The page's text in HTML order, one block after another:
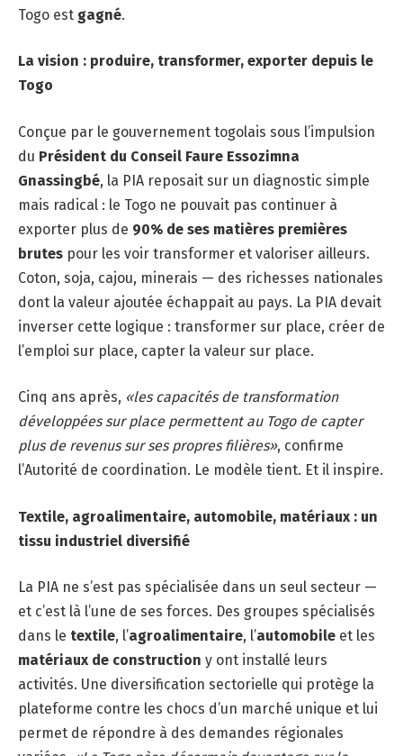
Togo est gagné.
La vision : produire, transformer, exporter depuis le
Togo
Conçue par le gouvernement togolais sous l’impulsion
du Président du Conseil Faure Essozimna
Gnassingbé, la PIA reposait sur un diagnostic simple
mais radical : le Togo ne pouvait pas continuer à
exporter plus de 90% de ses matières premières
brutes pour les voir transformer et valoriser ailleurs.
Coton, soja, cajou, minerais — des richesses nationales
dont la valeur ajoutée échappait au pays. La PIA devait
inverser cette logique : transformer sur place, créer de
l’emploi sur place, capter la valeur sur place.
Cinq ans après, «les capacités de transformation
développées sur place permettent au Togo de capter
plus de revenus sur ses propres filières», confirme
l’Autorité de coordination. Le modèle tient. Et il inspire.
Textile, agroalimentaire, automobile, matériaux : un
tissu industriel diversifié
La PIA ne s’est pas spécialisée dans un seul secteur —
et c’est là l’une de ses forces. Des groupes spécialisés
dans le textile, l’agroalimentaire, l’automobile et les
matériaux de construction y ont installé leurs
activités. Une diversification sectorielle qui protège la
plateforme contre les chocs d’un marché unique et lui
permet de répondre à des demandes régionales